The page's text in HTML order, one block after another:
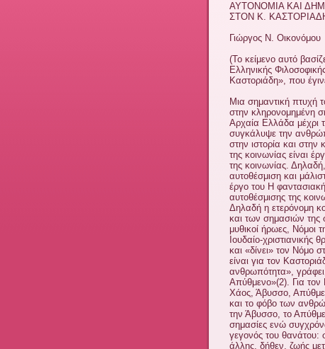
ΑΥΤΟΝΟΜΙΑ ΚΑΙ
ΣΤΟΝ Κ.
Γιώργος Ν. Οικονόμου
(Το κείμενο αυτό
Ελληνικής
Καστοριάδη», που
Μια σημαντική πτυχή
στην κληρονομημένη
Αρχαία Ελλάδα μέχρι
συγκάλυψε την
στην ιστορία και στην
της κοινωνίας είναι
της κοινωνίας.
αυτοθέσμιση και
έργο του Η
αυτοθέσμισης της
Δηλαδή η ετερόνομη
και των σημασιών της
μυθικοί ήρωες, Νόμοι
Ιουδαίο-
και «δίνει» τον Νόμο
είναι για τον
ανθρωπότητα»,
Απύθμενο»(2). Για τον
Χάος, Άβυσσο,
και το φόβο των
την Άβυσσο, το
σημασίες ενώ
γεγονός του θανάτου:
άλλης, δήθεν, ζωής